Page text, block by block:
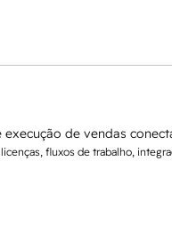
de vendas
fluxos de trabalho,